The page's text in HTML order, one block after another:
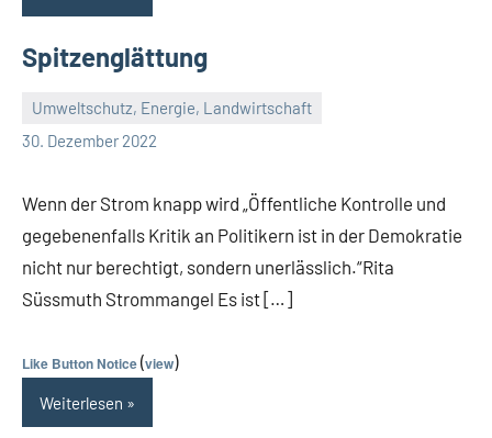
Spitzenglättung
Umweltschutz, Energie, Landwirtschaft
30. Dezember 2022
Guetti
Keine
Wenn der Strom knapp wird „Öffentliche Kontrolle und
gegebenenfalls Kritik an Politikern ist in der Demokratie
nicht nur berechtigt, sondern unerlässlich.“Rita
Süssmuth Strommangel Es ist […]
Like Button Notice(view)
Weiterlesen